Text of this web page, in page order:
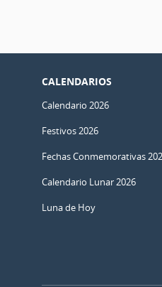
CALENDARIOS
Calendario 2026
Festivos 2026
Fechas Conmemorativas
Calendario Lunar 2026
Luna de Hoy